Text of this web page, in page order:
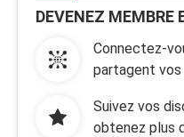
DEVENEZ MEMBRE
Connectez-
partagent
Suivez vos
obtenez plus